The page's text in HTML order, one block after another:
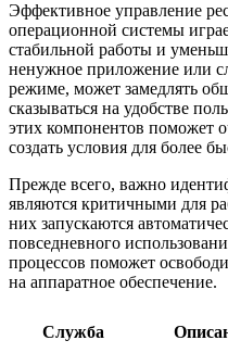
Эффективное управление
операционной системы
стабильной работы и
ненужное приложение или
режиме, может замедлять
сказываться на удобстве
этих компонентов поможет
создать условия для более
Прежде всего, важно
являются критичными для
них запускаются
повседневного
процессов поможет
на аппаратное обеспечение.
Служба